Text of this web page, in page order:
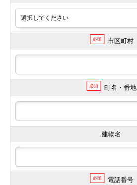
必須 市区町村
必須 町名・番地
建物名
必須 電話番号